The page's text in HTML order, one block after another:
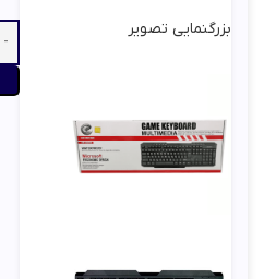
بزرگنمایی تصویر